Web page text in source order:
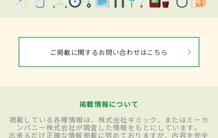
ご掲載に関するお問い合わせはこちら
掲載情報について
掲載している各種情報は、株式会社ギミック、またはミーカ
ンパニー株式会社が調査した情報をもとにしています。
出来るだけ正確な情報掲載に努めておりますが、内容を完全